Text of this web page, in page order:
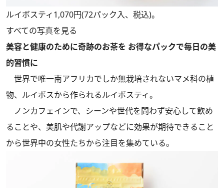
ルイボスティ1,070円(72パック入、税込)。
すべての写真を見る
美容と健康のために奇跡のお茶を お得なパックで毎日の美
的習慣に
世界で唯一南アフリカでしか無栽培されないマメ科の植
物、ルイボスから作られるルイボスティ。
ノンカフェインで、シーンや世代を問わず安心して飲め
ることや、美肌や代謝アップなどに効果が期待できること
から世界中の女性たちから注目を集めている。